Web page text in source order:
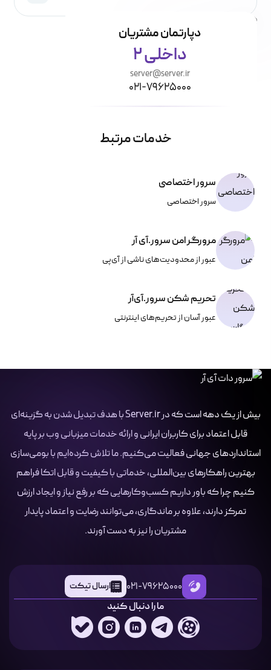
دپارتمان مشتریان
داخلی 2
server@server.ir
021-79625000
خدمات مرتبط
سرور اختصاصی
سرور اختصاصی
مرورگر امن سرور.آی آر
عبور از محدودیت‌‌های ناشی از آی‌پی
تحریم شکن سرور.آی‌آر
عبور آسان از تحریم‌های اینترنتی
بیش از یک دهه است که در Server.ir با هدف تبدیل شدن به گزینه‌ای
قابل اعتماد برای کاربران ایرانی و ارائه خدمات میزبانی وب بر پایه
استانداردهای جهانی فعالیت می‌کنیم. ما تلاش کرده‌ایم با بومی‌سازی
بهترین راهکارهای بین‌المللی، خدماتی با کیفیت و قابل اتکا فراهم
کنیم چرا که باور داریم کسب‌وکارهایی که بر رفع نیاز و ایجاد ارزش
تمرکز دارند، علاوه بر ماندگاری، می‌توانند رضایت و اعتماد پایدار
مشتریان را نیز به دست آورند.
021-79625000 ارسال تیکت
ما را دنبال کنید